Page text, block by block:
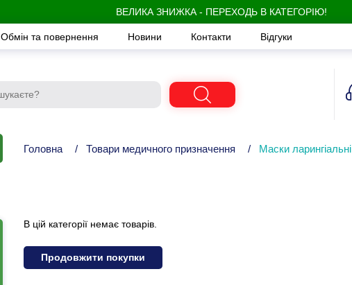
ВЕЛИКА ЗНИЖКА - ПЕРЕХОДЬ В КАТЕГОРІЮ!
Обмін та повернення Новини Контакти Відгуки
Головна / Товари медичного призначення / Маски ларингіальні
В цій категорії немає товарів.
Продовжити покупки